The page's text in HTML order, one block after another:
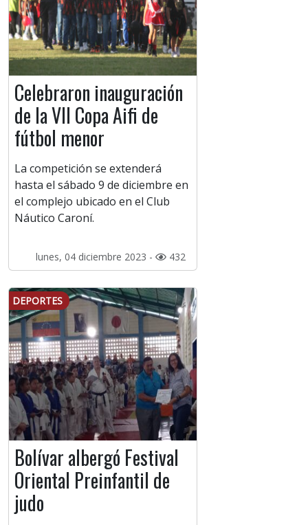
Celebraron inauguración
de la VII Copa Aifi de
fútbol menor
La competición se extenderá
hasta el sábado 9 de diciembre en
el complejo ubicado en el Club
Náutico Caroní.
lunes, 04 diciembre 2023 - 432
DEPORTES
Bolívar albergó Festival
Oriental Preinfantil de
judo